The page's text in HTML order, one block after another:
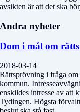
avsikten är att det ska
Andra nyheter
Dom i mål om
2018-03-14
Rättsprövning i fråga
kommun.
enskildes intresse av att
Tydingen. Högsta